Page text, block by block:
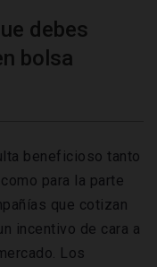
debes
bolsa
beneficioso tanto
para la parte
que cotizan
incentivo de cara a
Los